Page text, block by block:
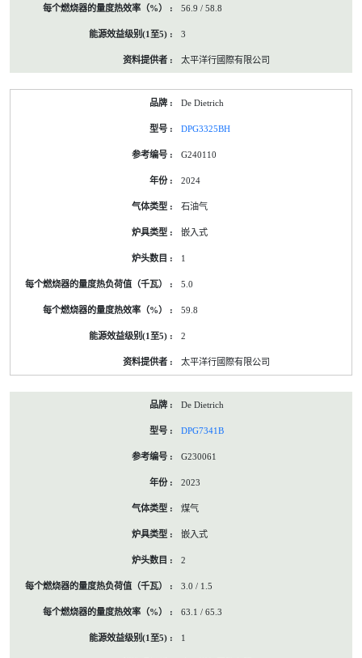
56.9 / 58.8
3
太平洋行國際有限公司
De Dietrich
DPG3325BH
G240110
2024
石油气
嵌入式
1
5.0
59.8
2
太平洋行國際有限公司
De Dietrich
DPG7341B
G230061
2023
煤气
嵌入式
2
3.0 / 1.5
63.1 / 65.3
1